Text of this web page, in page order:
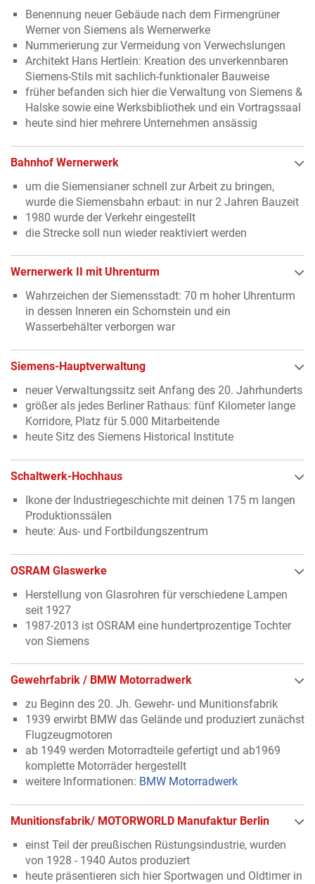
Benennung neuer Gebäude nach dem Firmengrüner
Werner von Siemens als Wernerwerke
Nummerierung zur Vermeidung von Verwechslungen
Architekt Hans Hertlein: Kreation des unverkennbaren
Siemens-Stils mit sachlich-funktionaler Bauweise
früher befanden sich hier die Verwaltung von Siemens &
Halske sowie eine Werksbibliothek und ein Vortragssaal
heute sind hier mehrere Unternehmen ansässig
Bahnhof Wernerwerk
um die Siemensianer schnell zur Arbeit zu bringen,
wurde die Siemensbahn erbaut: in nur 2 Jahren Bauzeit
1980 wurde der Verkehr eingestellt
die Strecke soll nun wieder reaktiviert werden
Wernerwerk II mit Uhrenturm
Wahrzeichen der Siemensstadt: 70 m hoher Uhrenturm
in dessen Inneren ein Schornstein und ein
Wasserbehälter verborgen war
Siemens-Hauptverwaltung
neuer Verwaltungssitz seit Anfang des 20. Jahrhunderts
größer als jedes Berliner Rathaus: fünf Kilometer lange
Korridore, Platz für 5.000 Mitarbeitende
heute Sitz des Siemens Historical Institute
Schaltwerk-Hochhaus
Ikone der Industriegeschichte mit deinen 175 m langen
Produktionssälen
heute: Aus- und Fortbildungszentrum
OSRAM Glaswerke
Herstellung von Glasrohren für verschiedene Lampen
seit 1927
1987-2013 ist OSRAM eine hundertprozentige Tochter
von Siemens
Gewehrfabrik / BMW Motorradwerk
zu Beginn des 20. Jh. Gewehr- und Munitionsfabrik
1939 erwirbt BMW das Gelände und produziert zunächst
Flugzeugmotoren
ab 1949 werden Motorradteile gefertigt und ab1969
komplette Motorräder hergestellt
weitere Informationen: BMW Motorradwerk
Munitionsfabrik/ MOTORWORLD Manufaktur Berlin
einst Teil der preußischen Rüstungsindustrie, wurden
von 1928 - 1940 Autos produziert
heute präsentieren sich hier Sportwagen und Oldtimer in